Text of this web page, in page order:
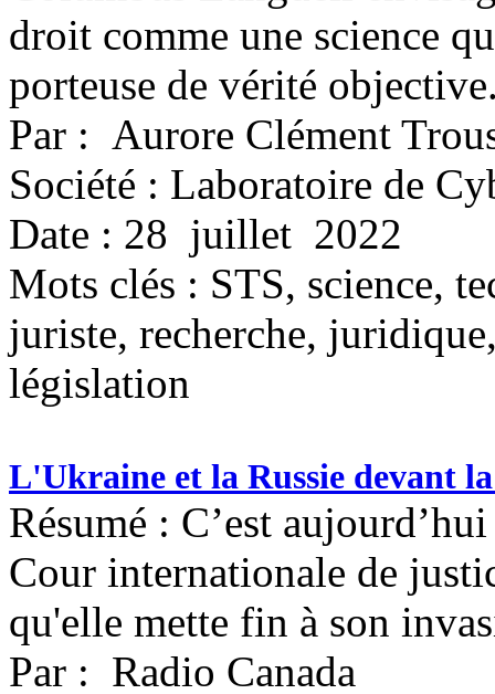
droit comme une science
porteuse de vérité
Par : Aurore Clément
Société : Laboratoire de
Date : 28 juillet 2022
Mots clés : STS, science,
juriste, recherche,
législation
L'Ukraine et la Russie devant
Résumé : C’est
Cour internationale de
qu'elle mette fin à son
Par : Radio Canada